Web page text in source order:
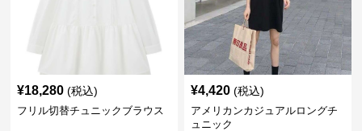
¥18,280 (税込)
フリル切替チュニックブラウス
¥4,420 (税込)
アメリカンカジュアルロングチ
ュニック